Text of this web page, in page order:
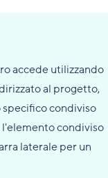
accede utilizzando
al progetto,
specifico condiviso
condiviso
laterale per un